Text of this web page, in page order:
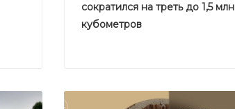
сократился на треть до 1,5 млн
кубометров